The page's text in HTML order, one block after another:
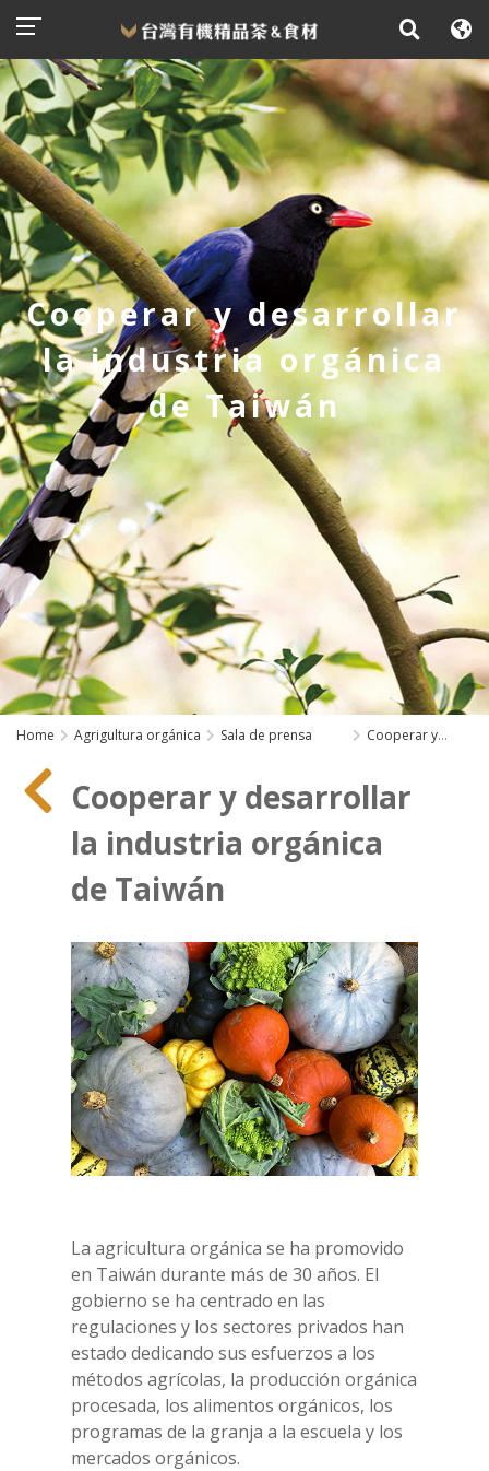
Cooperar y desarrollar
la industria orgánica
de Taiwán
Home Agrigultura orgánica Sala de prensa
Cooperar y
Cooperar y desarrollar
la industria orgánica
de Taiwán
La agricultura orgánica se ha promovido
en Taiwán durante más de 30 años. El
gobierno se ha centrado en las
regulaciones y los sectores privados han
estado dedicando sus esfuerzos a los
métodos agrícolas, la producción orgánica
procesada, los alimentos orgánicos, los
programas de la granja a la escuela y los
mercados orgánicos.